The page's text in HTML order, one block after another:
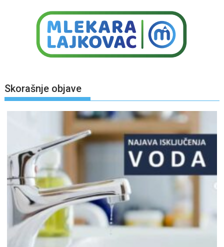
Skorašnje objave